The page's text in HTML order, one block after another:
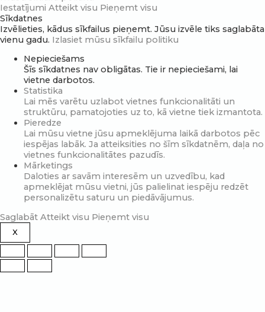
Iestatījumi Atteikt visu Pieņemt visu
Sīkdatnes
Izvēlieties, kādus sīkfailus pieņemt. Jūsu izvēle tiks saglabāta
vienu gadu. Izlasiet mūsu sīkfailu politiku
Nepieciešams
Šīs sīkdatnes nav obligātas. Tie ir nepieciešami, lai
vietne darbotos.
Statistika
Lai mēs varētu uzlabot vietnes funkcionalitāti un
struktūru, pamatojoties uz to, kā vietne tiek izmantota.
Pieredze
Lai mūsu vietne jūsu apmeklējuma laikā darbotos pēc
iespējas labāk. Ja atteiksities no šīm sīkdatnēm, daļa no
vietnes funkcionalitātes pazudīs.
Mārketings
Daloties ar savām interesēm un uzvedību, kad
apmeklējat mūsu vietni, jūs palielinat iespēju redzēt
personalizētu saturu un piedāvājumus.
Saglabāt Atteikt visu Pieņemt visu
X